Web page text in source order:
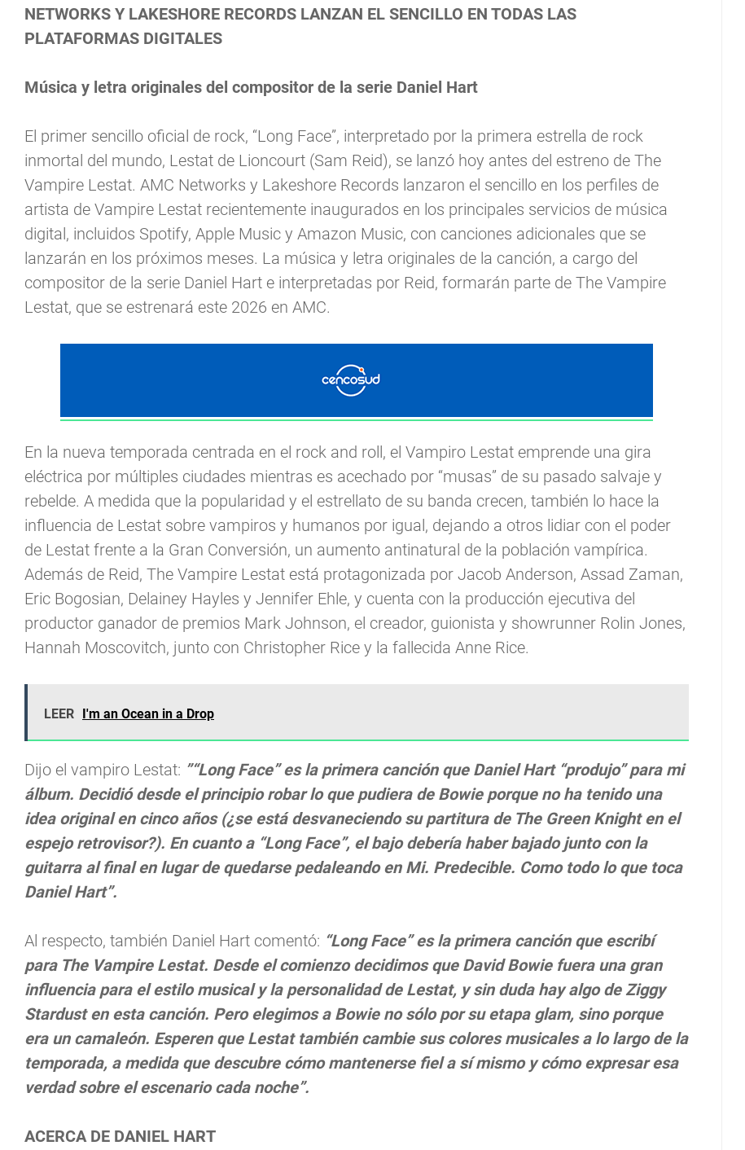
NETWORKS Y LAKESHORE RECORDS LANZAN EL SENCILLO EN TODAS LAS
PLATAFORMAS DIGITALES
Música y letra originales del compositor de la serie Daniel Hart
El primer sencillo oficial de rock, “Long Face”, interpretado por la primera estrella de rock
inmortal del mundo, Lestat de Lioncourt (Sam Reid), se lanzó hoy antes del estreno de The
Vampire Lestat. AMC Networks y Lakeshore Records lanzaron el sencillo en los perfiles de
artista de Vampire Lestat recientemente inaugurados en los principales servicios de música
digital, incluidos Spotify, Apple Music y Amazon Music, con canciones adicionales que se
lanzarán en los próximos meses. La música y letra originales de la canción, a cargo del
compositor de la serie Daniel Hart e interpretadas por Reid, formarán parte de The Vampire
Lestat, que se estrenará este 2026 en AMC.
En la nueva temporada centrada en el rock and roll, el Vampiro Lestat emprende una gira
eléctrica por múltiples ciudades mientras es acechado por “musas” de su pasado salvaje y
rebelde. A medida que la popularidad y el estrellato de su banda crecen, también lo hace la
influencia de Lestat sobre vampiros y humanos por igual, dejando a otros lidiar con el poder
de Lestat frente a la Gran Conversión, un aumento antinatural de la población vampírica.
Además de Reid, The Vampire Lestat está protagonizada por Jacob Anderson, Assad Zaman,
Eric Bogosian, Delainey Hayles y Jennifer Ehle, y cuenta con la producción ejecutiva del
productor ganador de premios Mark Johnson, el creador, guionista y showrunner Rolin Jones,
Hannah Moscovitch, junto con Christopher Rice y la fallecida Anne Rice.
LEER I'm an Ocean in a Drop
Dijo el vampiro Lestat: ”“Long Face” es la primera canción que Daniel Hart “produjo” para mi
álbum. Decidió desde el principio robar lo que pudiera de Bowie porque no ha tenido una
idea original en cinco años (¿se está desvaneciendo su partitura de The Green Knight en el
espejo retrovisor?). En cuanto a “Long Face”, el bajo debería haber bajado junto con la
guitarra al final en lugar de quedarse pedaleando en Mi. Predecible. Como todo lo que toca
Daniel Hart”.
Al respecto, también Daniel Hart comentó: “Long Face” es la primera canción que escribí
para The Vampire Lestat. Desde el comienzo decidimos que David Bowie fuera una gran
influencia para el estilo musical y la personalidad de Lestat, y sin duda hay algo de Ziggy
Stardust en esta canción. Pero elegimos a Bowie no sólo por su etapa glam, sino porque
era un camaleón. Esperen que Lestat también cambie sus colores musicales a lo largo de la
temporada, a medida que descubre cómo mantenerse fiel a sí mismo y cómo expresar esa
verdad sobre el escenario cada noche”.
ACERCA DE DANIEL HART